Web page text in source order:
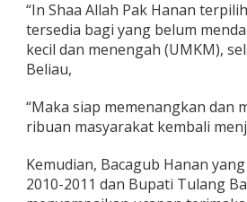
“In Shaa Allah Pak Hanan
tersedia bagi yang belum
kecil dan menengah (UMKM),
Beliau,
“Maka siap memenangkan dan
ribuan masyarakat kembali
Kemudian, Bacagub Hanan
2010-2011 dan Bupati Tulang